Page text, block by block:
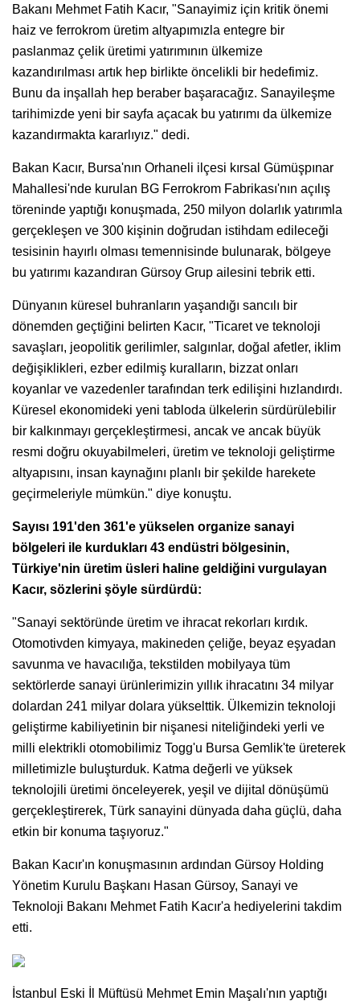
Bakanı Mehmet Fatih Kacır, "Sanayimiz için kritik önemi
haiz ve ferrokrom üretim altyapımızla entegre bir
paslanmaz çelik üretimi yatırımının ülkemize
kazandırılması artık hep birlikte öncelikli bir hedefimiz.
Bunu da inşallah hep beraber başaracağız. Sanayileşme
tarihimizde yeni bir sayfa açacak bu yatırımı da ülkemize
kazandırmakta kararlıyız." dedi.
Bakan Kacır, Bursa'nın Orhaneli ilçesi kırsal Gümüşpınar
Mahallesi'nde kurulan BG Ferrokrom Fabrikası'nın açılış
töreninde yaptığı konuşmada, 250 milyon dolarlık yatırımla
gerçekleşen ve 300 kişinin doğrudan istihdam edileceği
tesisinin hayırlı olması temennisinde bulunarak, bölgeye
bu yatırımı kazandıran Gürsoy Grup ailesini tebrik etti.
Dünyanın küresel buhranların yaşandığı sancılı bir
dönemden geçtiğini belirten Kacır, "Ticaret ve teknoloji
savaşları, jeopolitik gerilimler, salgınlar, doğal afetler, iklim
değişiklikleri, ezber edilmiş kuralların, bizzat onları
koyanlar ve vazedenler tarafından terk edilişini hızlandırdı.
Küresel ekonomideki yeni tabloda ülkelerin sürdürülebilir
bir kalkınmayı gerçekleştirmesi, ancak ve ancak büyük
resmi doğru okuyabilmeleri, üretim ve teknoloji geliştirme
altyapısını, insan kaynağını planlı bir şekilde harekete
geçirmeleriyle mümkün." diye konuştu.
Sayısı 191'den 361'e yükselen organize sanayi
bölgeleri ile kurdukları 43 endüstri bölgesinin,
Türkiye'nin üretim üsleri haline geldiğini vurgulayan
Kacır, sözlerini şöyle sürdürdü:
"Sanayi sektöründe üretim ve ihracat rekorları kırdık.
Otomotivden kimyaya, makineden çeliğe, beyaz eşyadan
savunma ve havacılığa, tekstilden mobilyaya tüm
sektörlerde sanayi ürünlerimizin yıllık ihracatını 34 milyar
dolardan 241 milyar dolara yükselttik. Ülkemizin teknoloji
geliştirme kabiliyetinin bir nişanesi niteliğindeki yerli ve
milli elektrikli otomobilimiz Togg'u Bursa Gemlik'te üreterek
milletimizle buluşturduk. Katma değerli ve yüksek
teknolojili üretimi önceleyerek, yeşil ve dijital dönüşümü
gerçekleştirerek, Türk sanayini dünyada daha güçlü, daha
etkin bir konuma taşıyoruz."
Bakan Kacır'ın konuşmasının ardından Gürsoy Holding
Yönetim Kurulu Başkanı Hasan Gürsoy, Sanayi ve
Teknoloji Bakanı Mehmet Fatih Kacır'a hediyelerini takdim
etti.
İstanbul Eski İl Müftüsü Mehmet Emin Maşalı'nın yaptığı